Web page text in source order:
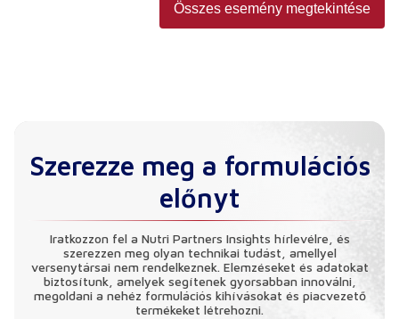
Összes esemény megtekintése
Szerezze meg a formulációs
előnyt
Iratkozzon fel a Nutri Partners Insights hírlevélre, és
szerezzen meg olyan technikai tudást, amellyel
versenytársai nem rendelkeznek. Elemzéseket és adatokat
biztosítunk, amelyek segítenek gyorsabban innoválni,
megoldani a nehéz formulációs kihívásokat és piacvezető
termékeket létrehozni.